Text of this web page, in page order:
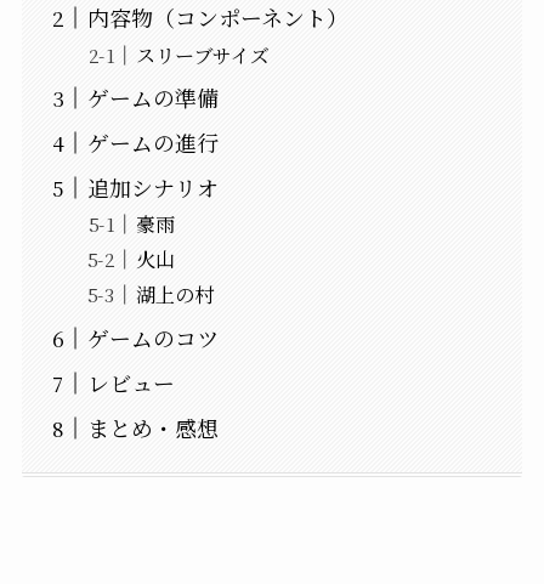
内容物（コンポーネント）
スリーブサイズ
ゲームの準備
ゲームの進行
追加シナリオ
豪雨
火山
湖上の村
ゲームのコツ
レビュー
まとめ・感想